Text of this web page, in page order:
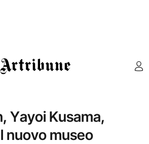
Artribune
Yayoi Kusama,
nuovo museo